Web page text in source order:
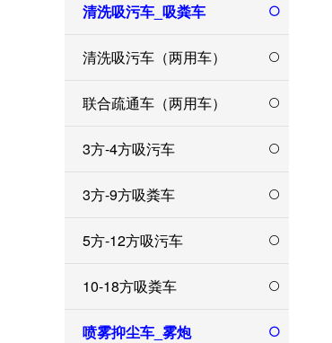
清洗吸污车_吸粪车
清洗吸污车（两用车）
联合疏通车（两用车）
3方-4方吸污车
3方-9方吸粪车
5方-12方吸污车
10-18方吸粪车
喷雾抑尘车_雾炮